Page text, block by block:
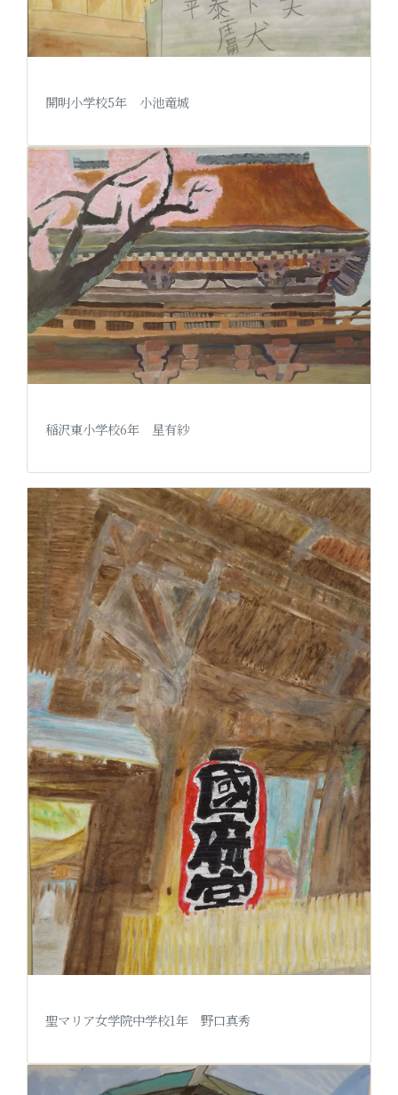
開明小学校5年 小池竜城
稲沢東小学校6年 星有紗
聖マリア女学院中学校1年 野口真秀